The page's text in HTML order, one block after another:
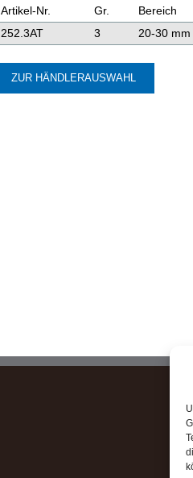
Artikel-Nr. Gr. Bereich
252.3AT
3 20-30 mm
ZUR HÄNDLERAUSWAHL